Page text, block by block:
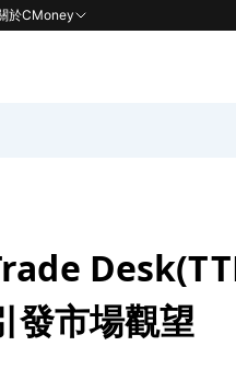
於CMoney
發市場觀望